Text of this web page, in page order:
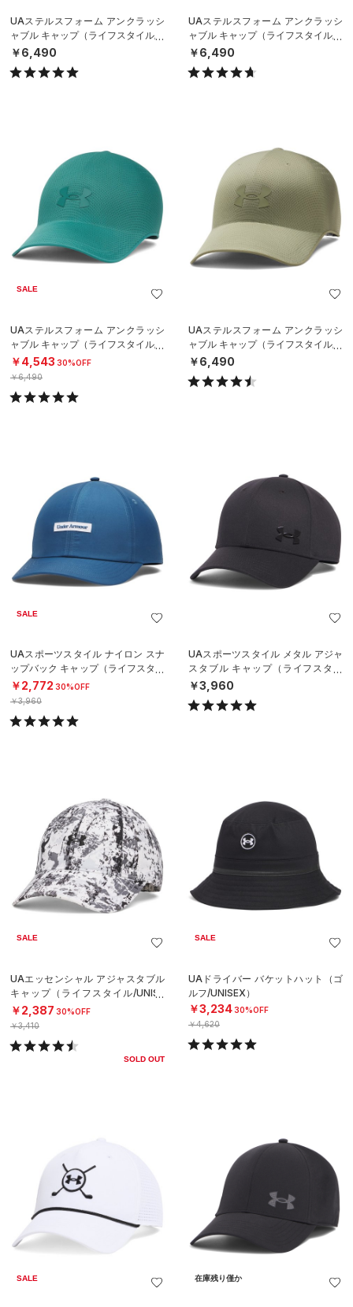
UAステルスフォーム アンクラッシ
ャブル キャップ（ライフスタイル/U
NISEX）
￥6,490
UAステルスフォーム アンクラッシ
ャブル キャップ（ライフスタイル/U
NISEX）
￥6,490
SALE
UAステルスフォーム アンクラッシ
ャブル キャップ（ライフスタイル/U
NISEX）
￥4,543 30%OFF
￥6,490
UAステルスフォーム アンクラッシ
ャブル キャップ（ライフスタイル/U
NISEX）
￥6,490
SALE
UAスポーツスタイル ナイロン スナ
ップバック キャップ（ライフスタイ
ル/MEN）
￥2,772 30%OFF
￥3,960
UAスポーツスタイル メタル アジャ
スタブル キャップ（ライフスタイ
ル/MEN）
￥3,960
SALE
UAエッセンシャル アジャスタブル
キャップ（ライフスタイル/UNISE
X）
￥2,387 30%OFF
￥3,410
SOLD OUT
SALE
UAドライバー バケットハット（ゴ
ルフ/UNISEX）
￥3,23430%OFF
￥4,620
SALE 在庫残り僅か